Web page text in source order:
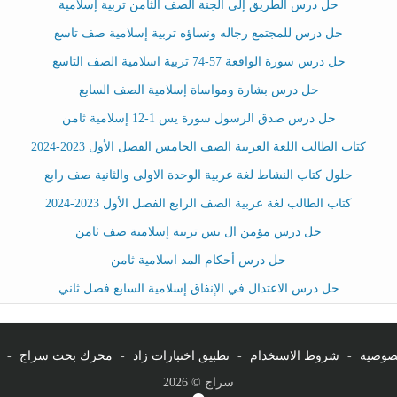
حل درس الطريق إلى الجنة الصف الثامن تربية إسلامية
حل درس للمجتمع رجاله ونساؤه تربية إسلامية صف تاسع
حل درس سورة الواقعة 57-74 تربية اسلامية الصف التاسع
حل درس بشارة ومواساة إسلامية الصف السابع
حل درس صدق الرسول سورة يس 1-12 إسلامية ثامن
كتاب الطالب اللغة العربية الصف الخامس الفصل الأول 2023-2024
حلول كتاب النشاط لغة عربية الوحدة الاولى والثانية صف رابع
كتاب الطالب لغة عربية الصف الرابع الفصل الأول 2023-2024
حل درس مؤمن ال يس تربية إسلامية صف ثامن
حل درس أحكام المد اسلامية ثامن
حل درس الاعتدال في الإنفاق إسلامية السابع فصل ثاني
- شروط الاستخدام - تطبيق اختبارات زاد - محرك بحث سراج -
سراج © 2026